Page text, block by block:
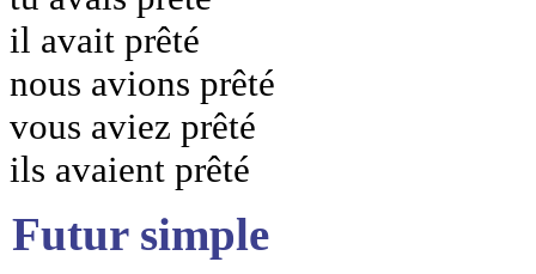
il avait prêté
nous avions prêté
vous aviez prêté
ils avaient prêté
Futur simple